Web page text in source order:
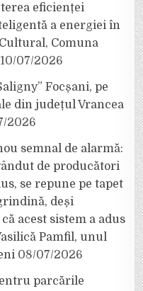
eficienței
a energiei în
Comuna
10/07/2026
Focșani, pe
din județul Vrancea
2026
semnal de alarmă:
de producători
se repune pe tapet
deși
acest sistem a adus
Pamfil, unul
08/07/2026
parcările